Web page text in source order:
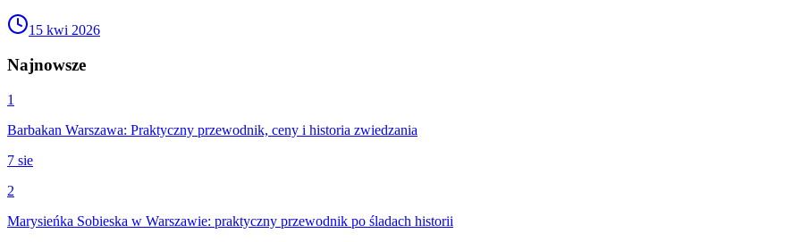
15 kwi 2026
Najnowsze
1
Barbakan Warszawa: Praktyczny przewodnik, ceny i historia zwiedzania
7 sie
2
Marysieńka Sobieska w Warszawie: praktyczny przewodnik po śladach historii